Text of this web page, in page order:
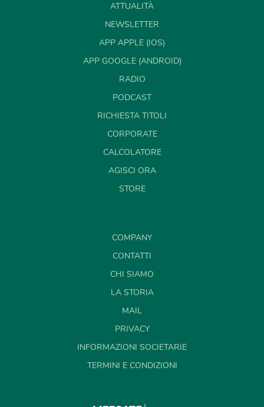
ATTUALITÀ
NEWSLETTER
APP APPLE (IOS)
APP GOOGLE (ANDROID)
RADIO
PODCAST
RICHIESTA TITOLI
CORPORATE
CALCOLATORE
AGISCI ORA
STORE
COMPANY
CONTATTI
CHI SIAMO
LA STORIA
MAIL
PRIVACY
INFORMAZIONI SOCIETARIE
TERMINI E CONDIZIONI